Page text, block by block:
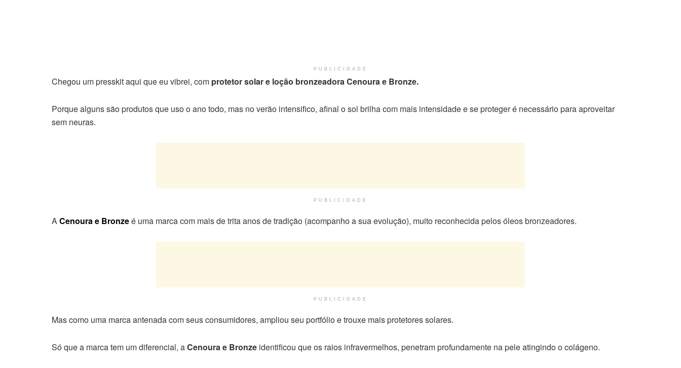
PUBLICIDADE
Chegou um presskit aqui que eu vibrei, com protetor solar e loção bronzeadora Cenoura e Bronze.
Porque alguns são produtos que uso o ano todo, mas no verão intensifico, afinal o sol brilha com mais intensidade e se proteger é necessário para aproveitar
sem neuras.
PUBLICIDADE
ACenoura e Bronzeé uma marca com mais de trita anos de tradição (acompanho a sua evolução), muito reconhecida pelos óleos bronzeadores.
PUBLICIDADE
Mas como uma marca antenada com seus consumidores, ampliou seu portfólio e trouxe mais protetores solares.
Só que a marca tem um diferencial, aCenoura e Bronze identificou que os raios infravermelhos, penetram profundamente na pele atingindo o colágeno.